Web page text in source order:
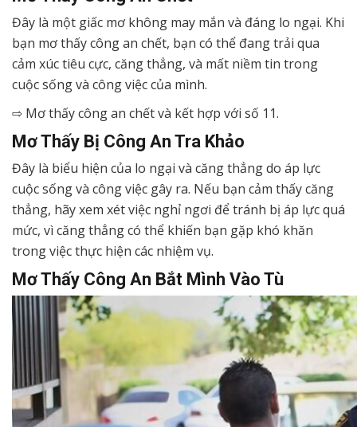
Đây là một giấc mơ không may mắn và đáng lo ngại. Khi
bạn mơ thấy công an chết, bạn có thể đang trải qua
cảm xúc tiêu cực, căng thẳng, và mất niềm tin trong
cuộc sống và công việc của mình.
⇨ Mơ thấy công an chết và kết hợp với số 11.
Mơ Thấy Bị Công An Tra Khảo
Đây là biểu hiện của lo ngại và căng thẳng do áp lực
cuộc sống và công việc gây ra. Nếu bạn cảm thấy căng
thẳng, hãy xem xét việc nghỉ ngơi để tránh bị áp lực quá
mức, vì căng thẳng có thể khiến bạn gặp khó khăn
trong việc thực hiện các nhiệm vụ.
Mơ Thấy Công An Bắt Mình Vào Tù